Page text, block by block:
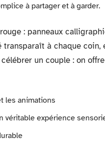
à partager et à garder.
: panneaux
à chaque coin,
un couple : on
les animations
véritable expérience